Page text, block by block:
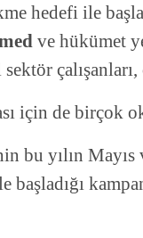
hedefi ile
ve hükümet
için de
bu yılın Mayıs
başladığı